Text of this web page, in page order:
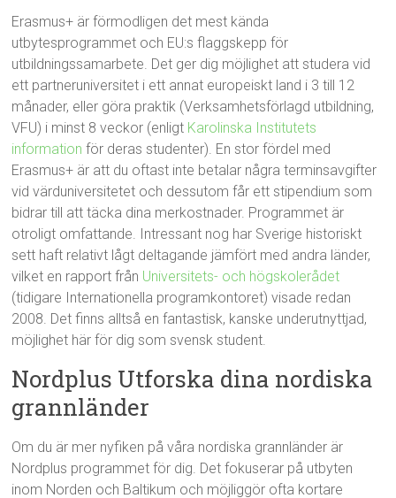
Erasmus+ är förmodligen det mest kända
utbytesprogrammet och EU:s flaggskepp för
utbildningssamarbete. Det ger dig möjlighet att studera vid
ett partneruniversitet i ett annat europeiskt land i 3 till 12
månader, eller göra praktik (Verksamhetsförlagd utbildning,
VFU) i minst 8 veckor (enligt Karolinska Institutets
information för deras studenter). En stor fördel med
Erasmus+ är att du oftast inte betalar några terminsavgifter
vid värduniversitetet och dessutom får ett stipendium som
bidrar till att täcka dina merkostnader. Programmet är
otroligt omfattande. Intressant nog har Sverige historiskt
sett haft relativt lågt deltagande jämfört med andra länder,
vilket en rapport från Universitets- och högskolerådet
(tidigare Internationella programkontoret) visade redan
2008. Det finns alltså en fantastisk, kanske underutnyttjad,
möjlighet här för dig som svensk student.
Nordplus Utforska dina nordiska
grannländer
Om du är mer nyfiken på våra nordiska grannländer är
Nordplus programmet för dig. Det fokuserar på utbyten
inom Norden och Baltikum och möjliggör ofta kortare